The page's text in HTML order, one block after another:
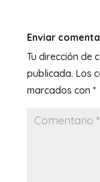
Enviar
Tu dirección de
publicada. Los
marcados con *